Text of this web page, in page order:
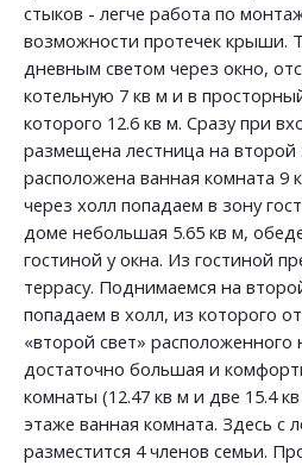
стыков - легче работа по
возможности протечек крыши.
дневным светом через окно,
котельную 7 кв м и в
которого 12.6 кв м. Сразу при
размещена лестница на
расположена ванная комната 9
через холл попадаем в зону
доме небольшая 5.65 кв м,
гостиной у окна. Из гостиной
террасу. Поднимаемся на
попадаем в холл, из которого
«второй свет»
достаточно большая и
комнаты (12.47 кв м и две 15.4
этаже ванная комната. Здесь с
разместится 4 членов семьи.